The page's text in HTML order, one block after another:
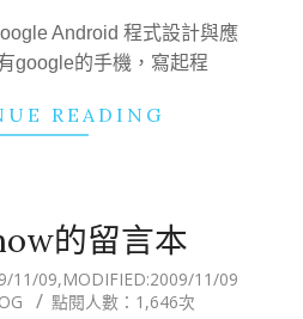
Android 程式設計與應
google的手機，寫起程
READING
的留言本
11/09,MODIFIED:2009/11/09
點閱人數：1,646次